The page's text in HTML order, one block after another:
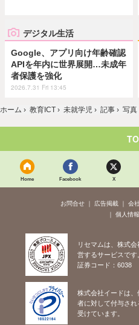
デジタル生活
Google、アプリ向け年齢確認
APIを年内に世界展開…未成年
者保護を強化
2026.7.31 Fri 13:45
ホーム › 教育ICT › 未就学児 › 記事 › 写真
Home Facebook X
お問合せ 広告掲載 会
個人情
リセマムは、株式
営するサービスです
証券コード：6038
株式会社イードは
者に対して付与さ
受けています。